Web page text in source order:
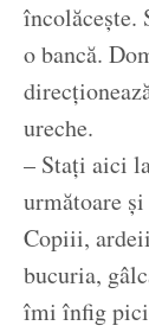
încolăcește.
o bancă.
ureche.
– Stați aici
următoare
Copiii,
bucuria,
îmi înfig